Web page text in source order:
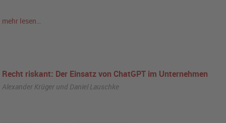
mehr lesen…
Recht riskant: Der Einsatz von ChatGPT im Unternehmen
Alexander Krüger und Daniel Lauschke